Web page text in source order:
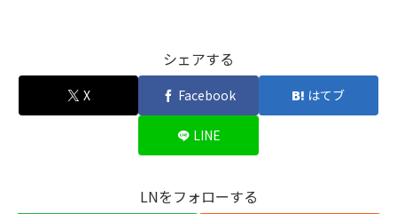
シェアする
X Facebook はてブ
LINE
LNをフォローする